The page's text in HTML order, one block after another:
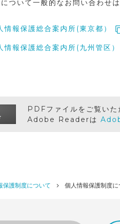
ついて一般的なお問い合わせ
情報保護総合案内所(東京都）
情報保護総合案内所(九州管区）
PDFファイルをご覧い
Adobe Readerは
保護制度について 個人情報保護制度に